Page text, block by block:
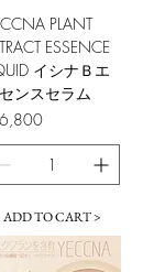
PLANT
ESSENCE
イシナＢエ
ンスセラム
ADD TO CART >